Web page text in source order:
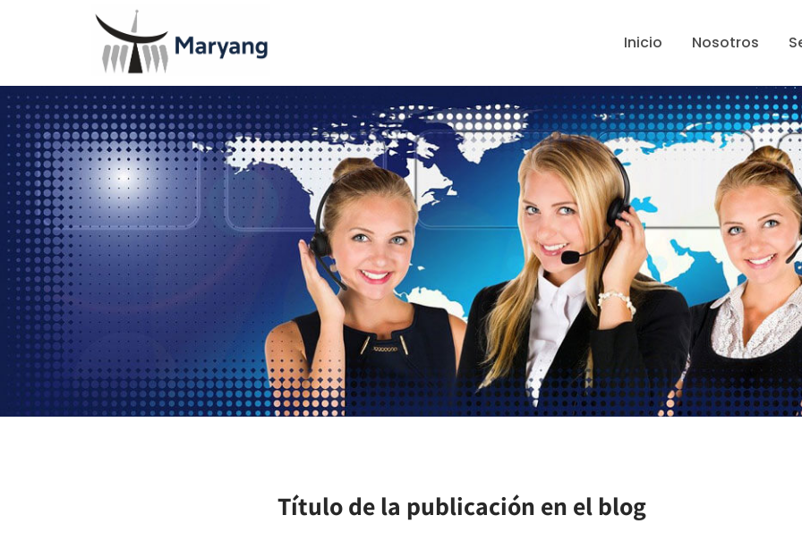
Inicio Nosotros
Título de la publicación en el blog